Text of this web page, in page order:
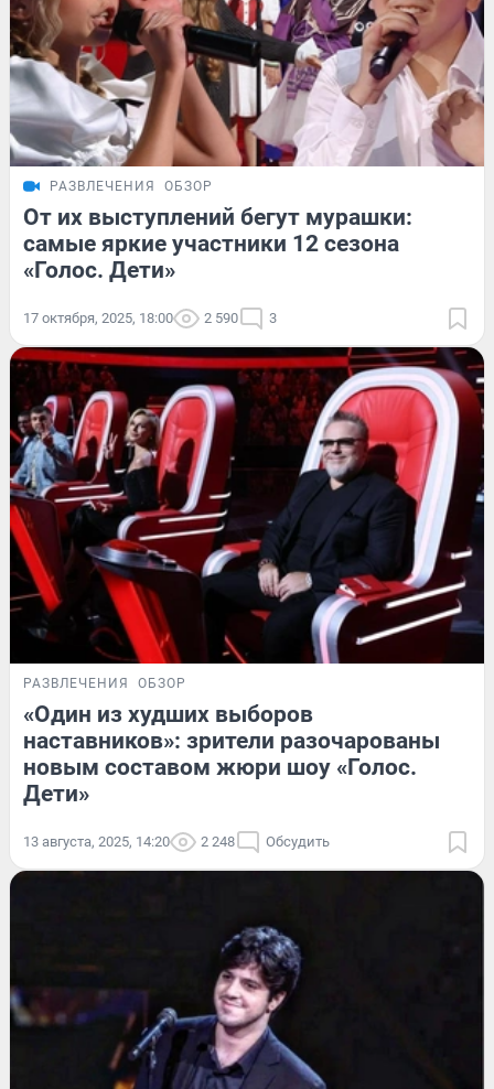
РАЗВЛЕЧЕНИЯ ОБЗОР
От их выступлений бегут мурашки:
самые яркие участники 12 сезона
«Голос. Дети»
17 октября, 2025, 18:00 2 590 3
РАЗВЛЕЧЕНИЯ ОБЗОР
«Один из худших выборов
наставников»: зрители разочарованы
новым составом жюри шоу «Голос.
Дети»
13 августа, 2025, 14:20 2 248 Обсудить